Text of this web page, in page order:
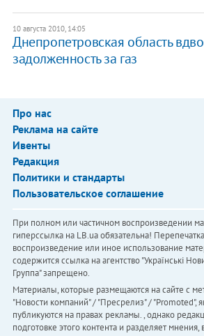
10 августа 2010, 14:05
Днепропетровская область
задолженность за газ
Про нас
Реклама на сайте
Ивенты
Редакция
Политики и стандарты
Пользовательское соглашение
При полном или частичном воспроизведении
гиперссылка на LB.ua обязательна!
воспроизведение или иное использование
содержится ссылка на агентство "Українськi
Группа" запрещено.
Материалы, которые размещаются на сайте с
"Новости компаний" / "Пресрелиз" / "Promoted",
публикуются на правах рекламы. , однако
подготовке этого контента и разделяет